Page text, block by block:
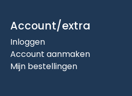
Account/extra
Inloggen
Account aanmaken
Mijn bestellingen